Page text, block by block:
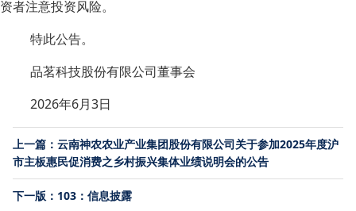
资者注意投资风险。
特此公告。
品茗科技股份有限公司董事会
2026年6月3日
上一篇：云南神农农业产业集团股份有限公司关于参加2025年度沪
市主板惠民促消费之乡村振兴集体业绩说明会的公告
下一版：103：信息披露